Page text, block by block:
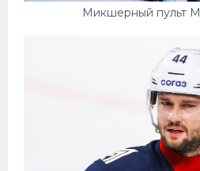
Микшерный пульт